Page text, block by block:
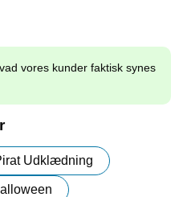
vores kunder faktisk synes
Udklædning